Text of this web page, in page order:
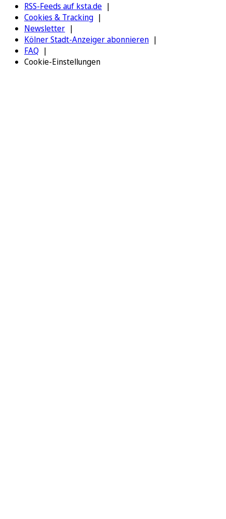
RSS-Feeds auf ksta.de
Cookies & Tracking
Newsletter
Kölner Stadt-Anzeiger abonnieren
FAQ
Cookie-Einstellungen